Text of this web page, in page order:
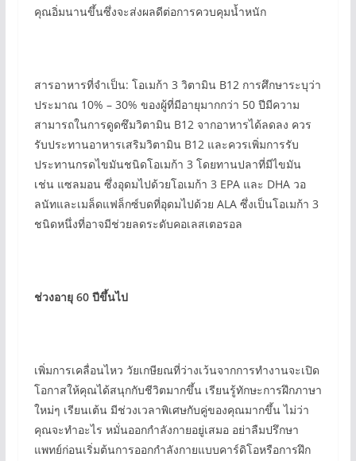
คุณอิ่มนานขึ้นซึ่งจะส่งผลดีต่อการควบคุมน้ำหนัก
สารอาหารที่จำเป็น: โอเมก้า 3 วิตามิน B12 การศึกษาระบุว่า
ประมาณ 10% – 30% ของผู้ที่มีอายุมากกว่า 50 ปีมีความ
สามารถในการดูดซึมวิตามิน B12 จากอาหารได้ลดลง ควร
รับประทานอาหารเสริมวิตามิน B12 และควรเพิ่มการรับ
ประทานกรดไขมันชนิดโอเมก้า 3 โดยทานปลาที่มีไขมัน
เช่น แซลมอน ซึ่งอุดมไปด้วยโอเมก้า 3 EPA และ DHA วอ
ลนัทและเมล็ดแฟล็กซ์บดที่อุดมไปด้วย ALA ซึ่งเป็นโอเมก้า 3
ชนิดหนึ่งที่อาจมีช่วยลดระดับคอเลสเตอรอล
ช่วงอายุ 60 ปีขึ้นไป
เพิ่มการเคลื่อนไหว วัยเกษียณที่ว่างเว้นจากการทำงานจะเปิด
โอกาสให้คุณได้สนุกกับชีวิตมากขึ้น เรียนรู้ทักษะการฝึกภาษา
ใหม่ๆ เรียนเต้น มีช่วงเวลาพิเศษกับคู่ของคุณมากขึ้น ไม่ว่า
คุณจะทำอะไร หมั่นออกกำลังกายอยู่เสมอ อย่าลืมปรึกษา
แพทย์ก่อนเริ่มต้นการออกกำลังกายแบบคาร์ดิโอหรือการฝึก